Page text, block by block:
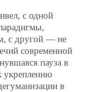
с одной
с другой — не
современной
пауза в
укреплению
в